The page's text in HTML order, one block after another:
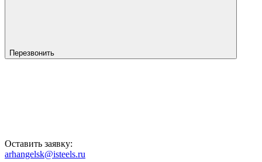
Перезвонить
Оставить заявку:
arhangelsk@isteels.ru